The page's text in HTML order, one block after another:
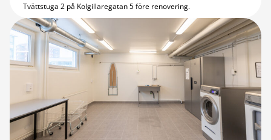
Tvättstuga 2 på Kolgillaregatan 5 före renovering.